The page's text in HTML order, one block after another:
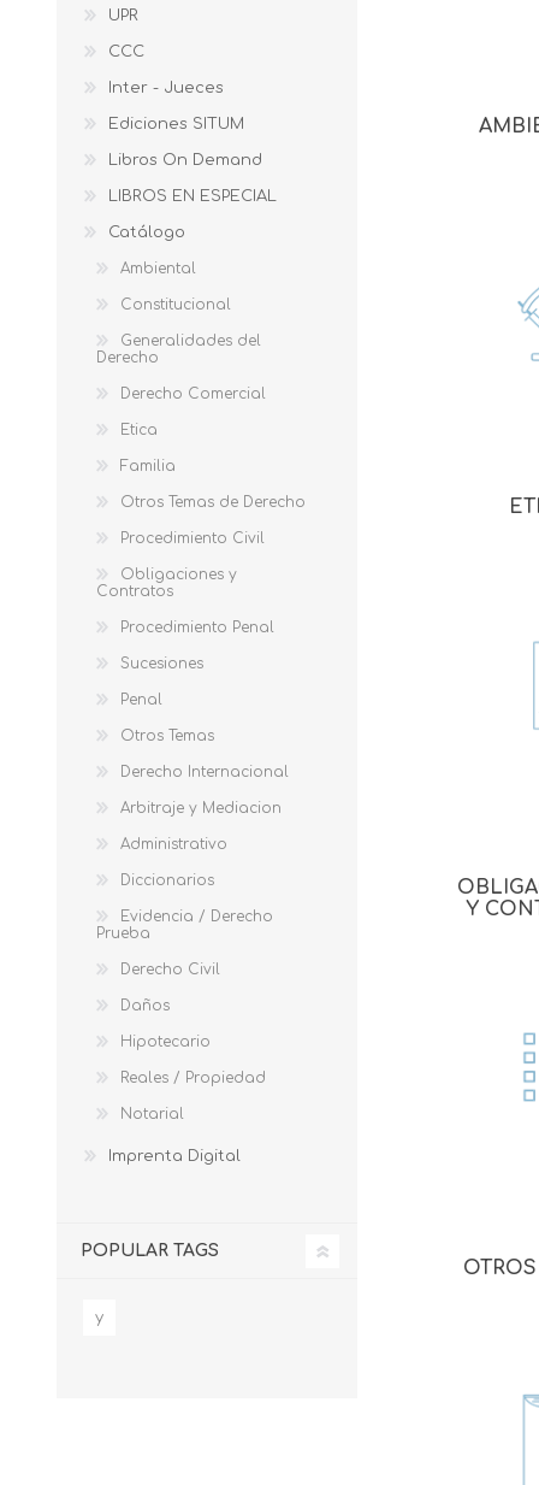
Y
UPR
CCC
Inter - Jueces
Ediciones SITUM
Libros On Demand
LIBROS EN ESPECIAL
Catálogo
Ambiental
Constitucional
Generalidades del
Derecho
Derecho Comercial
Etica
Familia
Otros Temas de Derecho
Procedimiento Civil
Obligaciones y
Contratos
Procedimiento Penal
Sucesiones
Penal
Otros Temas
Derecho Internacional
Arbitraje y Mediacion
Administrativo
Diccionarios
Evidencia / Derecho
Prueba
Derecho Civil
Daños
Hipotecario
Reales / Propiedad
Notarial
Imprenta Digital
POPULAR TAGS
y